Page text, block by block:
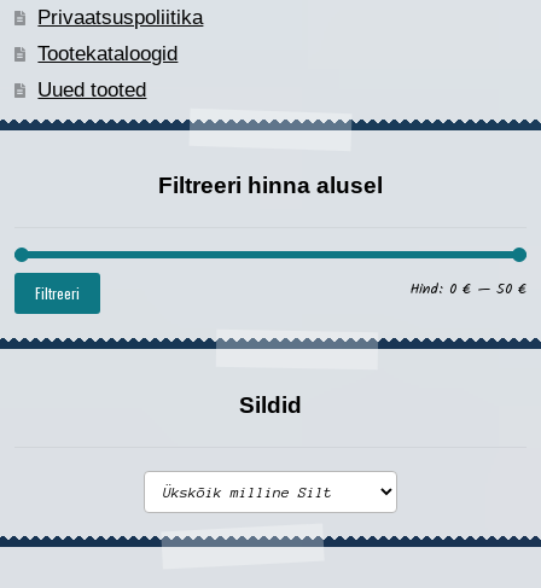
Privaatsuspoliitika
Tootekataloogid
Uued tooted
Filtreeri hinna alusel
Filtreeri Hind: 0 € —50 €
Sildid